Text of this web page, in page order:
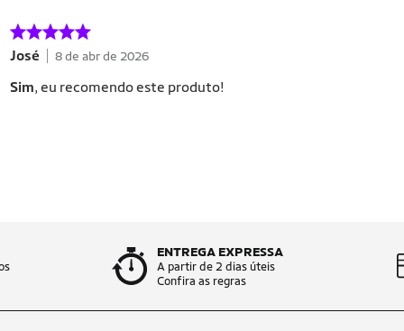
José 8 de abr de 2026
Sim, eu recomendo este produto!
ENTREGA EXPRESSA
A partir de 2 dias úteis
Confira as regras